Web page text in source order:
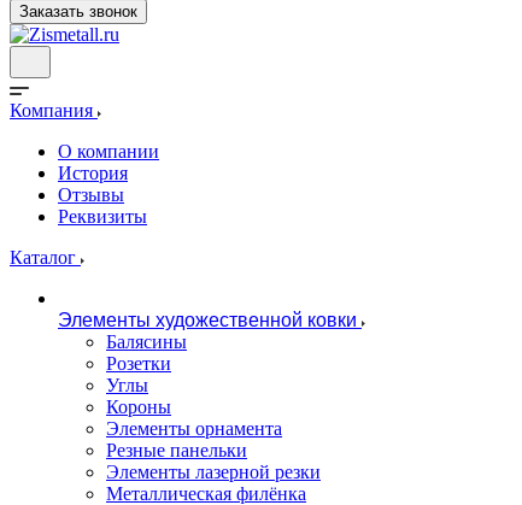
Заказать звонок
Компания
О компании
История
Отзывы
Реквизиты
Каталог
Элементы художественной ковки
Балясины
Розетки
Углы
Короны
Элементы орнамента
Резные панельки
Элементы лазерной резки
Металлическая филёнка